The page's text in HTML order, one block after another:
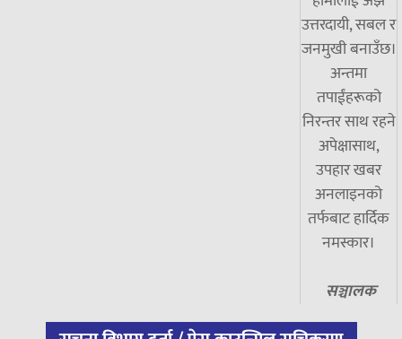
उत्तरदायी, सबल र
जनमुखी बनाउँछ।
अन्तमा
तपाईंहरूको
निरन्तर साथ रहने
अपेक्षासाथ,
उपहार खबर
अनलाइनको
तर्फबाट हार्दिक
नमस्कार।
सञ्चालक